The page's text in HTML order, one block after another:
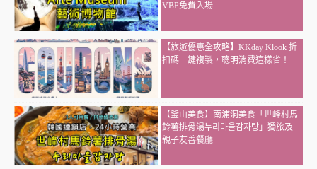
VBP免費入場
【旅遊優惠全攻略】KKday Klook 折
扣碼一鍵複製，聰明消費這樣省！
【釜山美食】南浦洞美食「世峰村馬
鈴薯排骨湯누리마을감자탕」獨旅及
親子友善餐廳